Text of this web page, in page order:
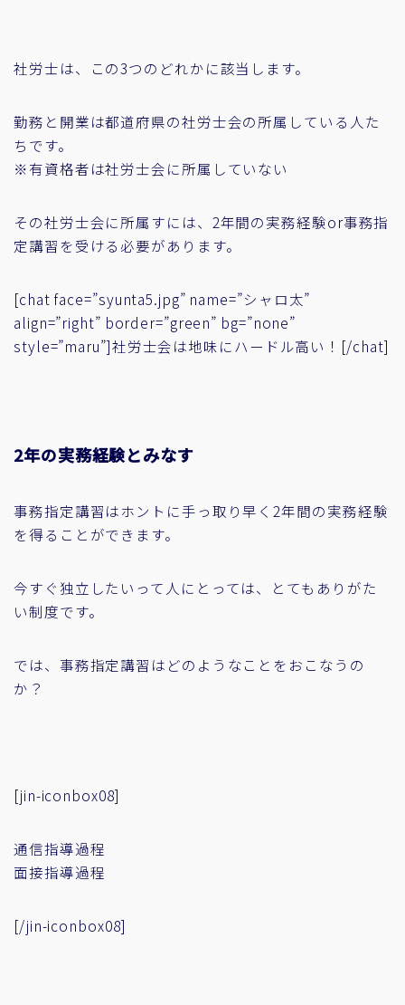
社労士は、この3つのどれかに該当します。
勤務と開業は都道府県の社労士会の所属している人た
ちです。
※有資格者は社労士会に所属していない
その社労士会に所属すには、2年間の実務経験or事務指
定講習を受ける必要があります。
[chat face=”syunta5.jpg” name=”シャロ太”
align=”right” border=”green” bg=”none”
style=”maru”]社労士会は地味にハードル高い！[/chat]
2年の実務経験とみなす
事務指定講習はホントに手っ取り早く2年間の実務経験
を得ることができます。
今すぐ独立したいって人にとっては、とてもありがた
い制度です。
では、事務指定講習はどのようなことをおこなうの
か？
[jin-iconbox08]
通信指導過程
面接指導過程
[/jin-iconbox08]